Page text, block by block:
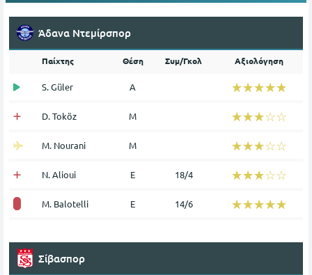
Άδανα Ντεμίρσπορ
Παίχτης Θέση Συμ/Γκολ Αξιολόγηση
S. Güler Α ☆☆☆☆☆
★★★★★
D. Toköz Μ ☆☆☆☆☆
★★★★★
M. Nourani Μ ☆☆☆☆☆
★★★★★
N. Alioui Ε 18/4 ☆☆☆☆☆
★★★★★
M. Balotelli Ε 14/6 ☆☆☆☆☆
★★★★★
Σίβασπορ